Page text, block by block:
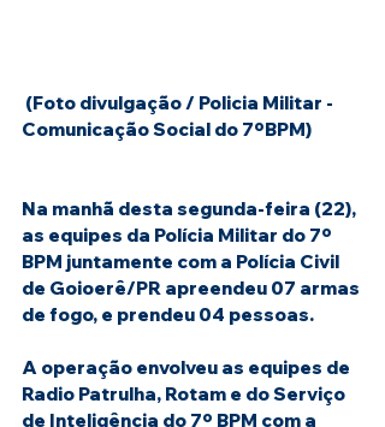
Comunicação Social do 7ºBPM)
Na manhã desta segunda-feira (22),
as equipes da Polícia Militar do 7º
BPM juntamente com a Polícia Civil
de Goioerê/PR apreendeu 07 armas
de fogo, e prendeu 04 pessoas.
A operação envolveu as equipes de
Radio Patrulha, Rotam e do Serviço
de Inteligência do 7º BPM com a